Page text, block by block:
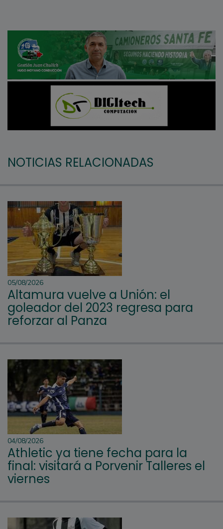
NOTICIAS RELACIONADAS
05/08/2026
Altamura vuelve a Unión: el
goleador del 2023 regresa para
reforzar al Panza
04/08/2026
Athletic ya tiene fecha para la
final: visitará a Porvenir Talleres el
viernes